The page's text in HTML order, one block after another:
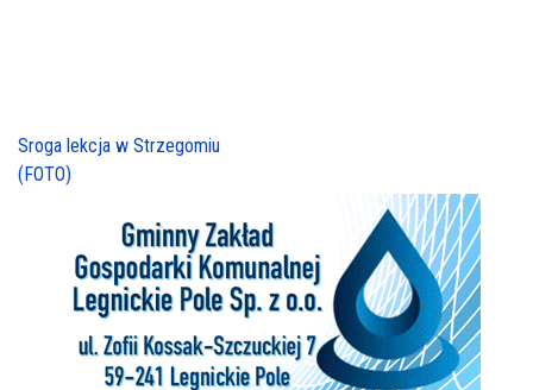
Sroga lekcja w Strzegomiu
(FOTO)